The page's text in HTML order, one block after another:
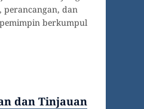
perancangan, dan
berkumpul
dan Tinjauan